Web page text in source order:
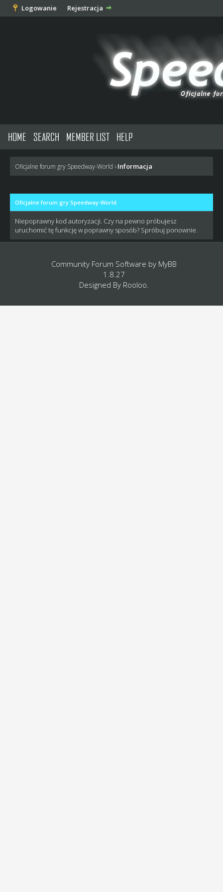
Logowanie Rejestracja
HOME SEARCH MEMBER LIST HELP
Oficjalne forum gry Speedway-World › Informacja
Oficjalne forum gry Speedway-World
Niepoprawny kod autoryzacji. Czy na pewno próbujesz
uruchomić tę funkcję w poprawny sposób? Spróbuj ponownie.
Community Forum Software by MyBB
1.8.27
Designed By Rooloo.